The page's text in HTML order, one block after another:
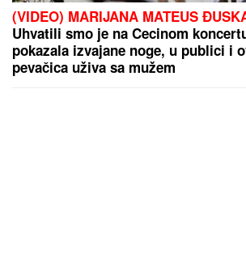
(VIDEO) MARIJANA MATEUS
Uhvatili smo je na Cecinom
pokazala izvajane noge, u publici i
pevačica uživa sa mužem